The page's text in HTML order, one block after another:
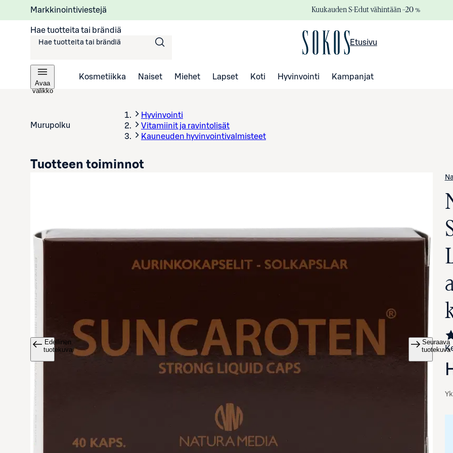
Markkinointiviestejä Kuukauden S-Edut vähintään –20 %
Hae tuotteita tai brändiä
Etusivu
Avaa
valikko
Kosmetiikka Naiset Miehet Lapset Koti Hyvinvointi Kampanjat
Murupolku
Hyvinvointi
Vitamiinit ja ravintolisät
Kauneuden hyvinvointivalmisteet
Avaa tuotekuva suurennettuna
Edellinen
tuotekuva
Seuraava
tuotekuva
Tuotteen toiminnot